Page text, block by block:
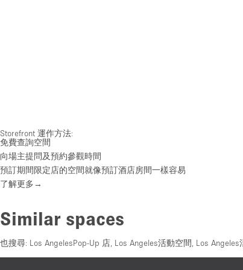
Storefront 運作方法:
免費查詢空間
向場主提問及預約參觀時間
預訂期間限定店的空間就像預訂酒店房間一樣容易
了解更多→
Similar spaces
也搜尋: Los AngelesPop-Up 店 Los Angeles活動空間 Los Angeles